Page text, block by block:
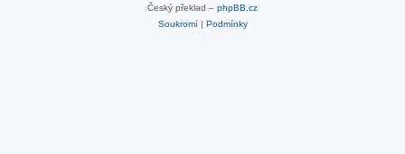
Český překlad – phpBB.cz
Soukromí| Podmínky